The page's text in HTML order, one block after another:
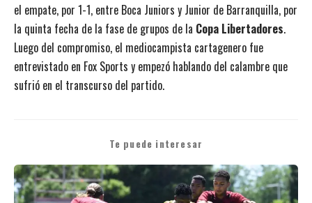
el empate, por 1-1, entre Boca Juniors y Junior de Barranquilla, por
la quinta fecha de la fase de grupos de la Copa Libertadores.
Luego del compromiso, el mediocampista cartagenero fue
entrevistado en Fox Sports y empezó hablando del calambre que
sufrió en el transcurso del partido.
Te puede interesar